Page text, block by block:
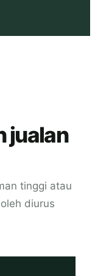
jualan
tinggi atau
diurus